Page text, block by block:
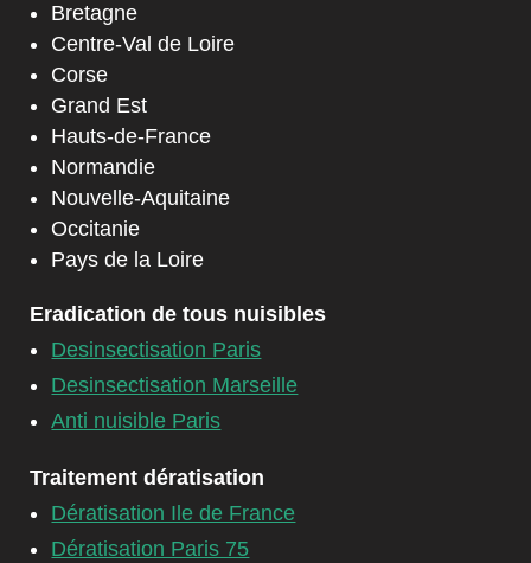
Bretagne
Centre-Val de Loire
Corse
Grand Est
Hauts-de-France
Normandie
Nouvelle-Aquitaine
Occitanie
Pays de la Loire
Eradication de tous nuisibles
Desinsectisation Paris
Desinsectisation Marseille
Anti nuisible Paris
Traitement dératisation
Dératisation Ile de France
Dératisation Paris 75